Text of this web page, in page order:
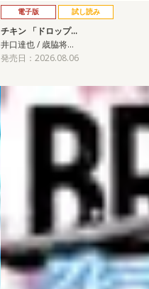
電子版 試し読み
チキン 「ドロップ…
井口達也 / 歳脇将…
発売日：2026.08.06